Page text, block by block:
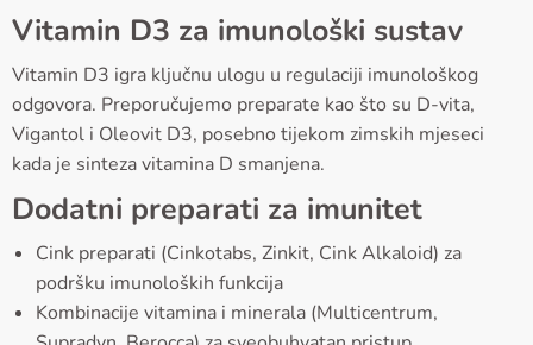
Vitamin D3 za imunološki sustav
Vitamin D3 igra ključnu ulogu u regulaciji imunološkog
odgovora. Preporučujemo preparate kao što su D-vita,
Vigantol i Oleovit D3, posebno tijekom zimskih mjeseci
kada je sinteza vitamina D smanjena.
Dodatni preparati za imunitet
Cink preparati (Cinkotabs, Zinkit, Cink Alkaloid) za
podršku imunoloških funkcija
Kombinacije vitamina i minerala (Multicentrum,